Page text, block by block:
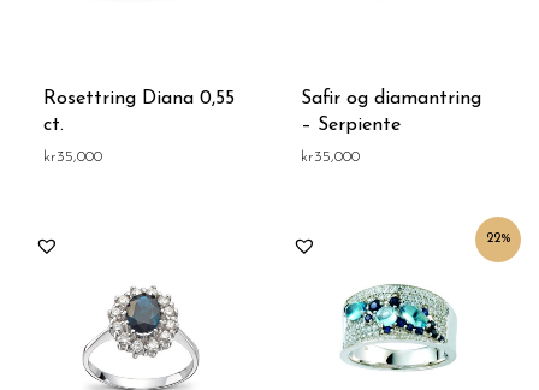
Rosettring Diana 0,55
ct.
kr35,000
Safir og diamantring
– Serpiente
kr35,000
22%
kr45,000.
Nåværende
kr35,000.